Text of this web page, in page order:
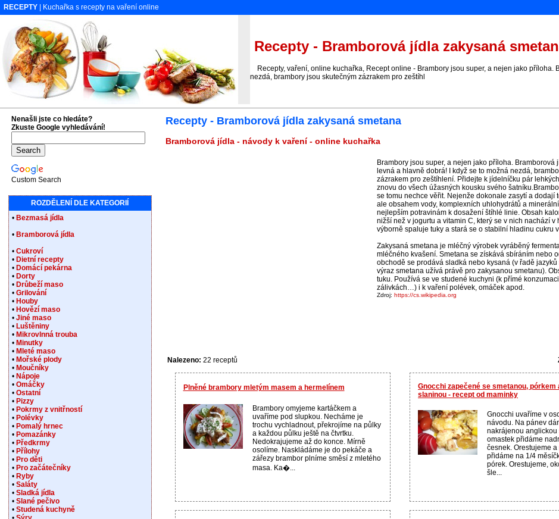
RECEPTY | Kuchařka s recepty na vaření online
Recepty - Bramborová jídla zakysaná
Recepty, vaření, online kuchařka, Recept online - Brambory jsou super, a nejen jako
nezdá, brambory jsou skutečným zázrakem pro zeštíhl
Recepty - Bramborová jídla zakysaná smetana
Bramborová jídla - návody k vaření - online kuchařka
Brambory jsou super, a nejen jako příloha. Bramborová
levná a hlavně dobrá! I když se to možná nezdá,
zázrakem pro zeštíhlení. Přidejte k jídelníčku pár
znovu do všech úžasných kousku svého
se tomu nechce věřit. Nejenže dokonale zasytí a dodají
ale obsahem vody, komplexních uhlohydrátů a
nejlepším potravinám k dosažení štíhlé linie. Obsah
nižší než v jogurtu a vitamin C, který se v nich nachází v
výborně spaluje tuky a stará se o stabilní hladinu cukru
Zakysaná smetana je mléčný výrobek vyráběný
mléčného kvašení. Smetana se získává sbíráním nebo
obchodě se prodává sladká nebo kysaná (v řadě
výraz smetana užívá právě pro zakysanou smetanu).
tuku. Používá se ve studené kuchyni (k přímé
zálivkách…) i k vaření polévek, omáček apod.
Zdroj: https://cs.wikipedia.org
Nalezeno: 22 receptů
Plněné brambory mletým masem a hermelínem
Brambory omyjeme kartáčkem a
uvaříme pod slupkou. Necháme je
trochu vychladnout, překrojíme na půlky
a každou půlku ještě na čtvrtku.
Nedokrajujeme až do konce. Mírně
osolíme. Naskládáme je do pekáče a
zářezy brambor plníme směsí z mletého
masa. Ka�...
Gnocchi zapečené se smetanou, pórkem
slaninou - recept od maminky
Gnocchi uvaříme v
návodu. Na pánev
nakrájenou
omastek přidáme
česnek. Orestujeme
přidáme na 1/4
pórek. Orestujeme,
šle...
Nenašli jste co hledáte?
Zkuste Google vyhledávání!
Custom Search
ROZDĚLENÍ DLE KATEGORIÍ
• Bezmasá jídla
• Bramborová jídla
• Cukroví
• Dietní recepty
• Domácí pekárna
• Dorty
• Drůbeží maso
• Grilování
• Houby
• Hovězí maso
• Jiné maso
• Luštěniny
• Mikrovlnná trouba
• Minutky
• Mleté maso
• Mořské plody
• Moučníky
• Nápoje
• Omáčky
• Ostatní
• Pizzy
• Pokrmy z vnitřností
• Polévky
• Pomalý hrnec
• Pomazánky
• Předkrmy
• Přílohy
• Pro děti
• Pro začátečníky
• Ryby
• Saláty
• Sladká jídla
• Slané pečivo
• Studená kuchyně